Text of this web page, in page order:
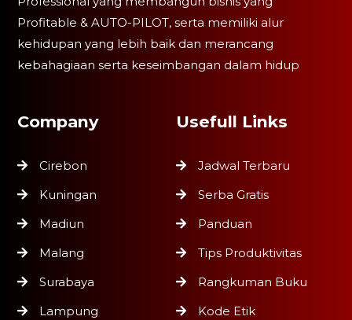
Profitable & AUTO-PILOT, serta memiliki alur
kehidupan yang lebih baik dan merancang
kebahagiaan serta keseimbangan dalam hidup
Company
Cirebon
Kuningan
Madiun
Malang
Surabaya
Lampung
Usefull Links
Jadwal Terbaru
Serba Gratis
Panduan
Tips Produktivitas
Rangkuman Buku
Kode Etik